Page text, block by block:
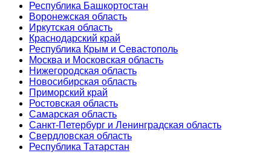
Республика Башкортостан
Воронежская область
Иркутская область
Краснодарский край
Республика Крым и Севастополь
Москва и Московская область
Нижегородская область
Новосибирская область
Приморский край
Ростовская область
Самарская область
Санкт-Петербург и Ленинградская область
Свердловская область
Республика Татарстан